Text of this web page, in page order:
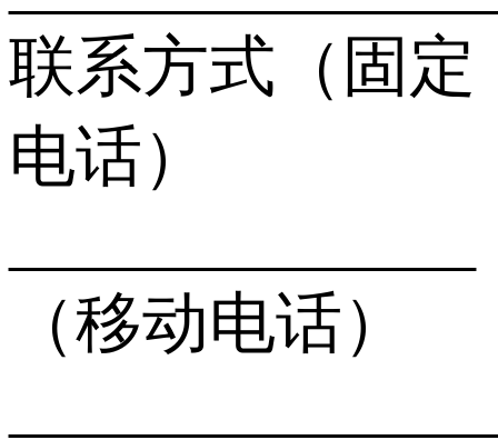
联系方式（固定
电话）
（移动电话）